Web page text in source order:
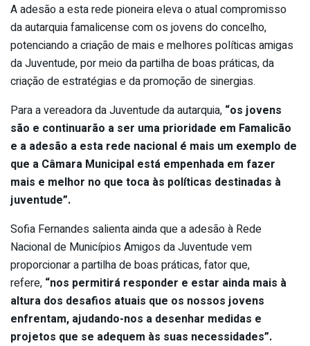
A adesão a esta rede pioneira eleva o atual compromisso
da autarquia famalicense com os jovens do concelho,
potenciando a criação de mais e melhores políticas amigas
da Juventude, por meio da partilha de boas práticas, da
criação de estratégias e da promoção de sinergias.
Para a vereadora da Juventude da autarquia, “os jovens
são e continuarão a ser uma prioridade em Famalicão
e a adesão a esta rede nacional é mais um exemplo de
que a Câmara Municipal está empenhada em fazer
mais e melhor no que toca às políticas destinadas à
juventude”.
Sofia Fernandes salienta ainda que a adesão à Rede
Nacional de Municípios Amigos da Juventude vem
proporcionar a partilha de boas práticas, fator que,
refere, “nos permitirá responder e estar ainda mais à
altura dos desafios atuais que os nossos jovens
enfrentam, ajudando-nos a desenhar medidas e
projetos que se adequem às suas necessidades”.